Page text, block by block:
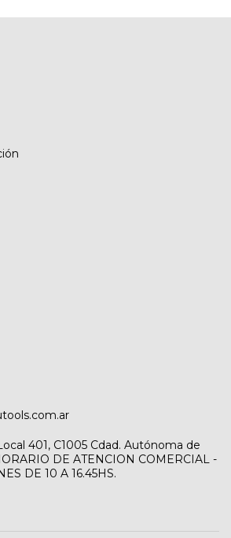
401, C1005 Cdad. Autónoma de
DE ATENCION COMERCIAL -
DE 10 A 16.45HS.